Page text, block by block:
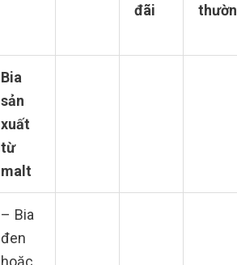
đãi
Bia
sản
xuất
từ
malt
– Bia
đen
hoặc